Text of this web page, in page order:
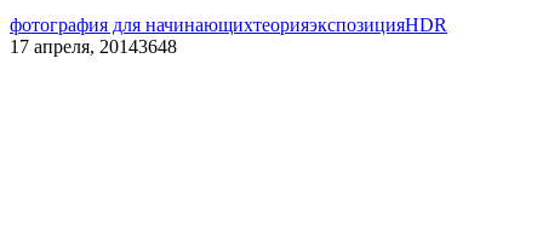
фотография для начинающихтеорияэкспозицияHDR
17 апреля, 20143648